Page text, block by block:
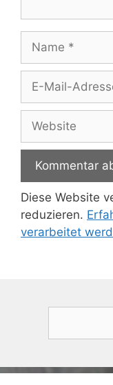
Mail-
Adresse
Diese Website
reduzieren.
verarbeitet